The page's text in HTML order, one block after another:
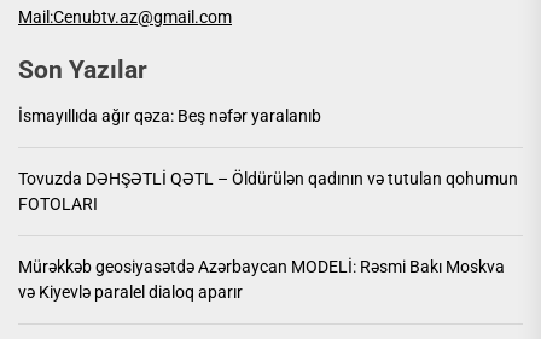
Mail:Cenubtv.az@gmail.com
Son Yazılar
İsmayıllıda ağır qəza: Beş nəfər yaralanıb
Tovuzda DƏHŞƏTLİ QƏTL – Öldürülən qadının və tutulan qohumun
FOTOLARI
Mürəkkəb geosiyasətdə Azərbaycan MODELİ: Rəsmi Bakı Moskva
və Kiyevlə paralel dialoq aparır